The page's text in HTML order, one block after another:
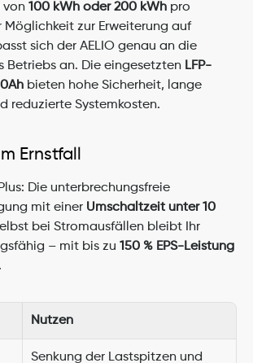
von 100 kWh oder 200 kWh pro
Schrank und der Möglichkeit zur Erweiterung auf
sich der AELIO genau an die
Betriebs an. Die eingesetzten LFP-
bieten hohe Sicherheit, lange
reduzierte Systemkosten.
Ernstfall
Die unterbrechungsfreie
mit einer Umschaltzeit unter 10
bei Stromausfällen bleibt Ihr
– mit bis zu 150 % EPS-Leistung
.
Nutzen
Senkung der Lastspitzen und